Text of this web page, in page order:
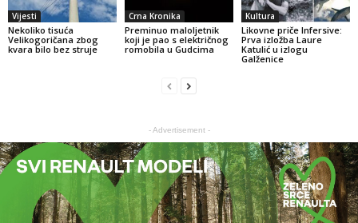
Vijesti
Nekoliko tisuća
Velikogoričana zbog
kvara bilo bez struje
Crna Kronika
Preminuo maloljetnik
koji je pao s električnog
romobila u Gudcima
Kultura
Likovne priče Infersive:
Prva izložba Laure
Katulić u izlogu
Galženice
- Advertisement -